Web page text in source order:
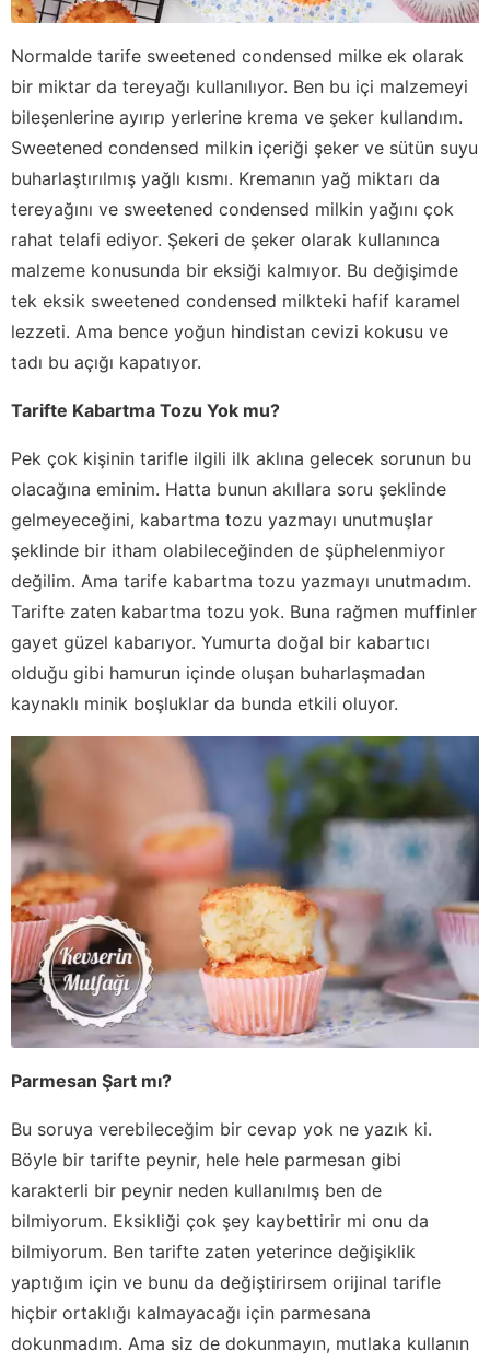
Normalde tarife sweetened condensed milke ek olarak
bir miktar da tereyağı kullanılıyor. Ben bu içi malzemeyi
bileşenlerine ayırıp yerlerine krema ve şeker kullandım.
Sweetened condensed milkin içeriği şeker ve sütün suyu
buharlaştırılmış yağlı kısmı. Kremanın yağ miktarı da
tereyağını ve sweetened condensed milkin yağını çok
rahat telafi ediyor. Şekeri de şeker olarak kullanınca
malzeme konusunda bir eksiği kalmıyor. Bu değişimde
tek eksik sweetened condensed milkteki hafif karamel
lezzeti. Ama bence yoğun hindistan cevizi kokusu ve
tadı bu açığı kapatıyor.
Tarifte Kabartma Tozu Yok mu?
Pek çok kişinin tarifle ilgili ilk aklına gelecek sorunun bu
olacağına eminim. Hatta bunun akıllara soru şeklinde
gelmeyeceğini, kabartma tozu yazmayı unutmuşlar
şeklinde bir itham olabileceğinden de şüphelenmiyor
değilim. Ama tarife kabartma tozu yazmayı unutmadım.
Tarifte zaten kabartma tozu yok. Buna rağmen muffinler
gayet güzel kabarıyor. Yumurta doğal bir kabartıcı
olduğu gibi hamurun içinde oluşan buharlaşmadan
kaynaklı minik boşluklar da bunda etkili oluyor.
Parmesan Şart mı?
Bu soruya verebileceğim bir cevap yok ne yazık ki.
Böyle bir tarifte peynir, hele hele parmesan gibi
karakterli bir peynir neden kullanılmış ben de
bilmiyorum. Eksikliği çok şey kaybettirir mi onu da
bilmiyorum. Ben tarifte zaten yeterince değişiklik
yaptığım için ve bunu da değiştirirsem orijinal tarifle
hiçbir ortaklığı kalmayacağı için parmesana
dokunmadım. Ama siz de dokunmayın, mutlaka kullanın